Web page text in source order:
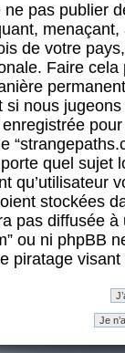
ne pas publier
de votre
Faire
si nous
quel sujet
qu’utilisateur
stockées
pas diffusée
ou ni phpBB
piratage